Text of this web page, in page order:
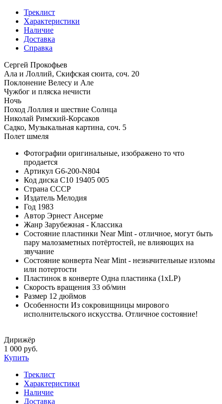
Треклист
Характеристики
Наличие
Доставка
Справка
Сергей Прокофьев
Ала и Лоллий, Скифская сюита, соч. 20
Поклонение Велесу и Але
Чужбог и пляска нечисти
Ночь
Поход Лоллия и шествие Солнца
Николай Римский-Корсаков
Садко, Музыкальная картина, соч. 5
Полет шмеля
Фотографии оригинальные, изображено то что
продается
Артикул G6-200-N804
Код диска С10 19405 005
Страна СССР
Издатель Мелодия
Год 1983
Автор Эрнест Ансерме
Жанр Зарубежная - Классика
Состояние пластинки Near Mint - отличное, могут быть
пару малозаметных потёртостей, не влияющих на
звучание
Состояние конверта Near Mint - незначительные изломы
или потертости
Пластинок в конверте Одна пластинка (1xLP)
Скорость вращения 33 об/мин
Размер 12 дюймов
Особенности Из сокровищницы мирового
исполнительского искусства. Отличное состояние!
Дирижёр
1 000 руб.
Купить
Треклист
Характеристики
Наличие
Доставка